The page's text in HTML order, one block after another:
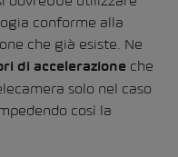
conforme alla
che già esiste. Ne
di accelerazione che
solo nel caso
così la